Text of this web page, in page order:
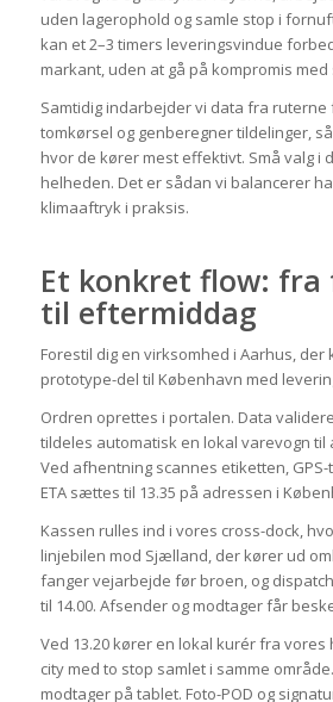
uden lagerophold og samle stop i
kan et 2–3 timers leveringsvindue
markant, uden at gå på kompromis
Samtidig indarbejder vi data fra ruterne
tomkørsel og genberegner tildelinger,
hvor de kører mest effektivt. Små valg i
helheden. Det er sådan vi balancerer
klimaaftryk i praksis.
Et konkret flow: fra
til eftermiddag
Forestil dig en virksomhed i Aarhus, der
prototype-del til København med
Ordren oprettes i portalen. Data
tildeles automatisk en lokal varevogn til
Ved afhentning scannes etiketten,
ETA sættes til 13.35 på adressen i
Kassen rulles ind i vores cross-dock,
linjebilen mod Sjælland, der kører ud
fanger vejarbejde før broen, og
til 14.00. Afsender og modtager får
Ved 13.20 kører en lokal kurér fra
city med to stop samlet i samme
modtager på tablet. Foto-POD og